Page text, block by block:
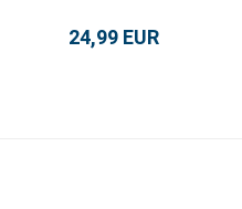
24,99 EUR